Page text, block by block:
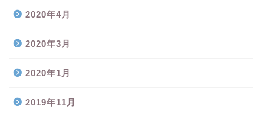
2020年4月
2020年3月
2020年1月
2019年11月